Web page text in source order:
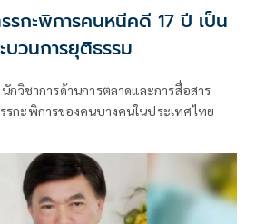
รกะพิการคนหนีคดี 17 ปี เป็น
บวนการยุติธรรม
กวิชาการด้านการตลาดและการสื่อสาร
รกะพิการของคนบางคนในประเทศไทย